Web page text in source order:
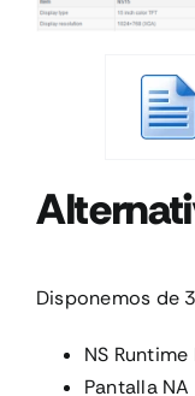
Disponemos de
NS Runtime
Pantalla NA